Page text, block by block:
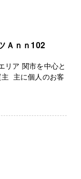
Ａｎｎ102
ア 関市を中心と
主に個人のお客